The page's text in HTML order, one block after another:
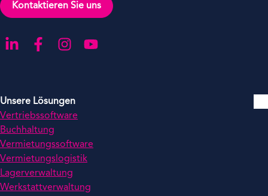
Kontaktieren Sie uns
Gehen Sie zu unserer LinkedIn-Seite
Gehen Sie zu unserer Facebook-Seite
Gehen Sie zu unserer Instagram-Seite
Gehen Sie zu unserer YouTube-Seite
Unsere Lösungen
Vertriebssoftware
Buchhaltung
Vermietungssoftware
Vermietungslogistik
Lagerverwaltung
Werkstattverwaltung